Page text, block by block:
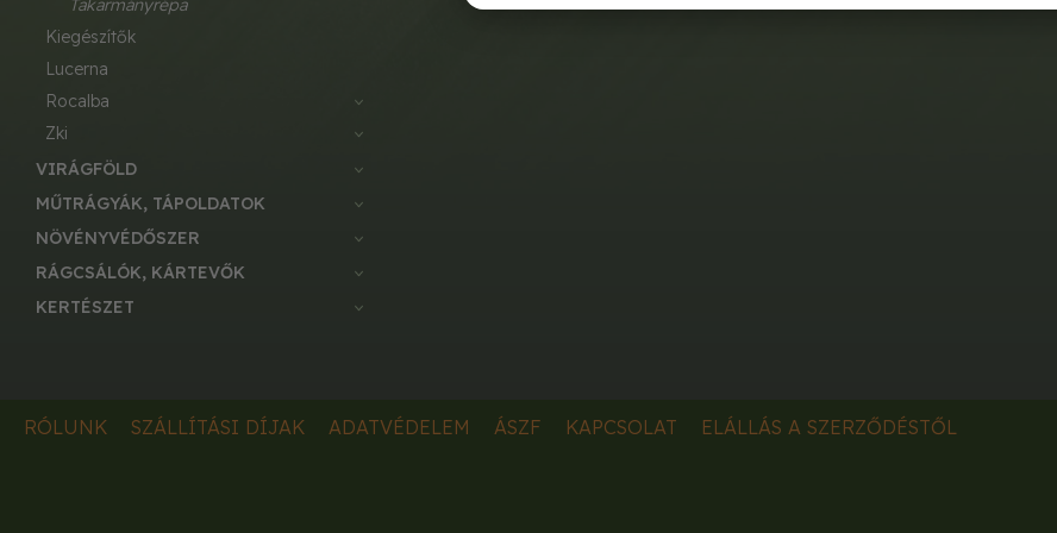
takarmányrépa
kiegészítők
lucerna
rocalba
zki
VIRÁGFÖLD
MŰTRÁGYÁK, TÁPOLDATOK
NÖVÉNYVÉDŐSZER
RÁGCSÁLÓK, KÁRTEVŐK
KERTÉSZET
RÓLUNK SZÁLLÍTÁSI DÍJAK ADATVÉDELEM ÁSZF KAPCSOLAT ELÁLLÁS A SZERZŐDÉSTŐL